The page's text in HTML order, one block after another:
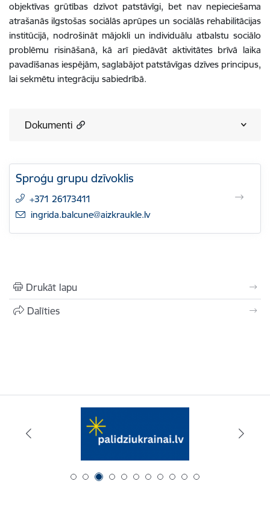
objektīvas grūtības dzīvot patstāvīgi, bet nav nepieciešama
atrašanās ilgstošas sociālās aprūpes un sociālās rehabilitācijas
institūcijā, nodrošināt mājokli un individuālu atbalstu sociālo
problēmu risināšanā, kā arī piedāvāt aktivitātes brīvā laika
pavadīšanas iespējām, saglabājot patstāvīgas dzīves principus,
lai sekmētu integrāciju sabiedrībā.
Dokumenti
Sproģu grupu dzīvoklis
+371 26173411
E-pasts:
ingrida.balcune@aizkraukle.lv
Drukāt lapu
Dalīties